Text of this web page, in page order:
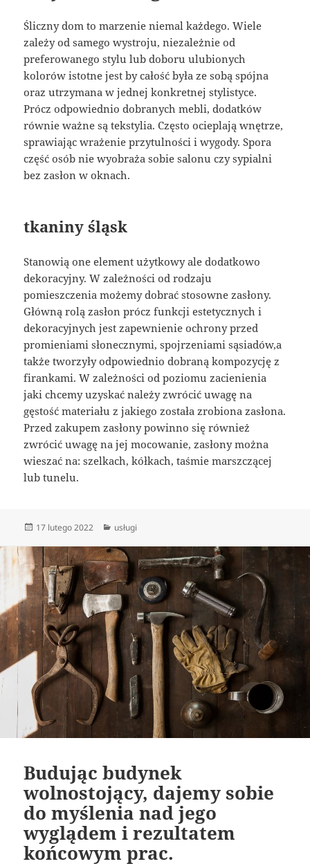
Śliczny dom to marzenie niemal każdego. Wiele
zależy od samego wystroju, niezależnie od
preferowanego stylu lub doboru ulubionych
kolorów istotne jest by całość była ze sobą spójna
oraz utrzymana w jednej konkretnej stylistyce.
Prócz odpowiednio dobranych mebli, dodatków
równie ważne są tekstylia. Często ocieplają wnętrze,
sprawiając wrażenie przytulności i wygody. Spora
część osób nie wyobraża sobie salonu czy sypialni
bez zasłon w oknach.
tkaniny śląsk
Stanowią one element użytkowy ale dodatkowo
dekoracyjny. W zależności od rodzaju
pomieszczenia możemy dobrać stosowne zasłony.
Główną rolą zasłon prócz funkcji estetycznych i
dekoracyjnych jest zapewnienie ochrony przed
promieniami słonecznymi, spojrzeniami sąsiadów,a
także tworzyły odpowiednio dobraną kompozycję z
firankami. W zależności od poziomu zacienienia
jaki chcemy uzyskać należy zwrócić uwagę na
gęstość materiału z jakiego została zrobiona zasłona.
Przed zakupem zasłony powinno się również
zwrócić uwagę na jej mocowanie, zasłony można
wieszać na: szelkach, kółkach, taśmie marszczącej
lub tunelu.
Data
17 lutego 2022 Kategorie
usługi
Budując budynek
wolnostojący, dajemy sobie
do myślenia nad jego
wyglądem i rezultatem
końcowym prac.